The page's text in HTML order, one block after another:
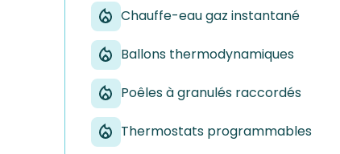
Chauffe-eau gaz instantané
Ballons thermodynamiques
Poêles à granulés raccordés
Thermostats programmables